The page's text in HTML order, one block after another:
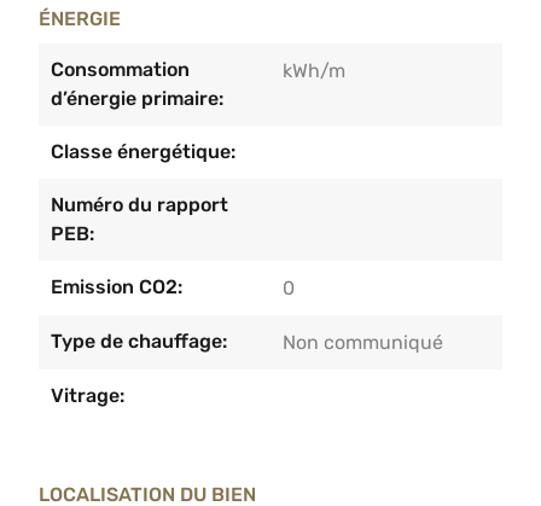
ÉNERGIE
Consommation
d’énergie primaire:
kWh/m
Classe énergétique:
Numéro du rapport
PEB:
Emission CO2: 0
Type de chauffage: Non communiqué
Vitrage:
LOCALISATION DU BIEN